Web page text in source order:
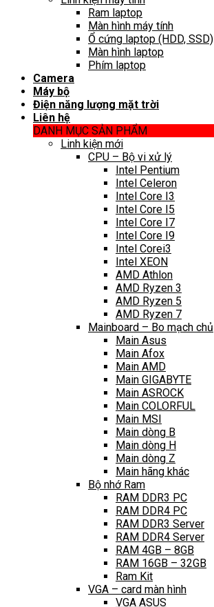
Ram laptop
Màn hình máy tính
Ổ cứng laptop (HDD, SSD)
Màn hình laptop
Phím laptop
Camera
Máy bộ
Điện năng lượng mặt trời
Liên hệ
DANH MỤC SẢN PHẨM
Linh kiện mới
CPU – Bộ vi xử lý
Intel Pentium
Intel Celeron
Intel Core I3
Intel Core I5
Intel Core I7
Intel Core I9
Intel Corei3
Intel XEON
AMD Athlon
AMD Ryzen 3
AMD Ryzen 5
AMD Ryzen 7
Mainboard – Bo mạch chủ
Main Asus
Main Afox
Main AMD
Main GIGABYTE
Main ASROCK
Main COLORFUL
Main MSI
Main dòng B
Main dòng H
Main dòng Z
Main hãng khác
Bộ nhớ Ram
RAM DDR3 PC
RAM DDR4 PC
RAM DDR3 Server
RAM DDR4 Server
RAM 4GB – 8GB
RAM 16GB – 32GB
Ram Kit
VGA – card màn hình
VGA ASUS